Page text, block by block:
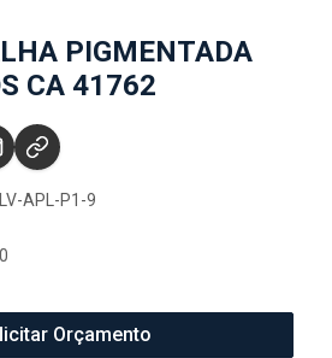
PIGMENTADA
CA 41762
APL-P1-9
Orçamento